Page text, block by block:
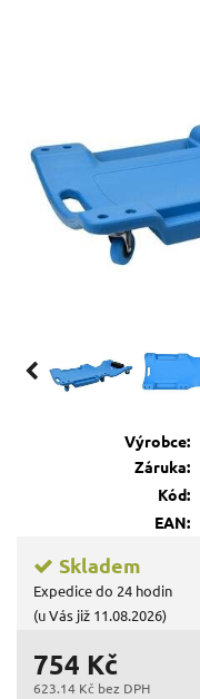
Výrobce:
Záruka:
Kód:
EAN:
Skladem
Expedice do 24 hodin
(u Vás již 11.08.2026)
754 Kč
623.14 Kč bez DPH